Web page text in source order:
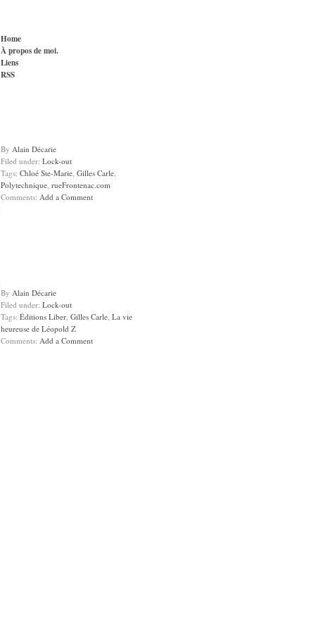
Home
À propos de moi.
Liens
RSS
By Alain Décarie
Filed under: Lock-out
Tags: Chloé Ste-Marie, Gilles Carle,
Polytechnique, rueFrontenac.com
Comments: Add a Comment
By Alain Décarie
Filed under: Lock-out
Tags: Éditions Liber, Gilles Carle, La vie
heureuse de Léopold Z
Comments: Add a Comment